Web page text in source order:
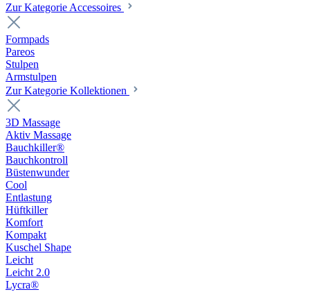
Zur Kategorie Accessoires
Formpads
Pareos
Stulpen
Armstulpen
Zur Kategorie Kollektionen
3D Massage
Aktiv Massage
Bauchkiller®
Bauchkontroll
Büstenwunder
Cool
Entlastung
Hüftkiller
Komfort
Kompakt
Kuschel Shape
Leicht
Leicht 2.0
Lycra®